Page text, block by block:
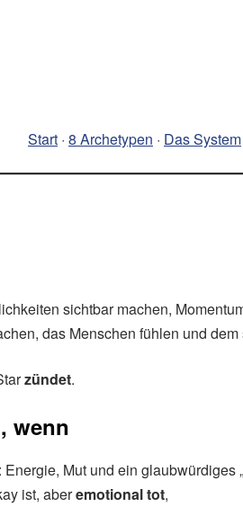
Start · 8 Archetypen · Das System
sichtbar machen,
das Menschen fühlen und
zündet.
wenn
Energie, Mut und ein glaubwürdiges
ist, aberemotional tot,